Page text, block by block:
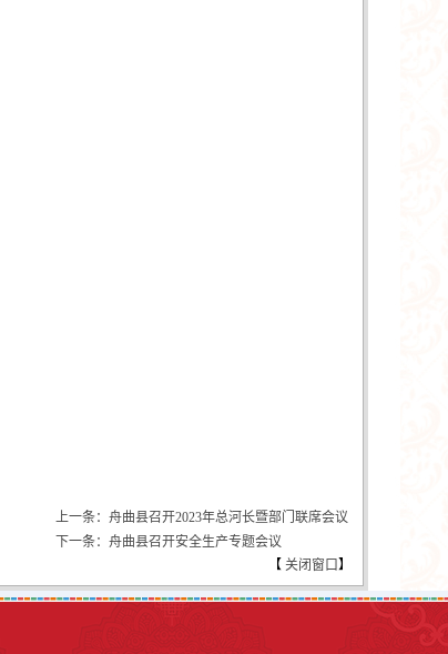
上一条：舟曲县召开2023年总河长暨部门联席会议
下一条：舟曲县召开安全生产专题会议
【 关闭窗口】